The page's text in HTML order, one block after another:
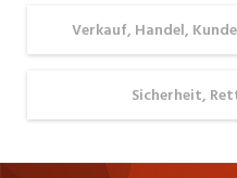
Verkauf, Handel,
Sicherheit,